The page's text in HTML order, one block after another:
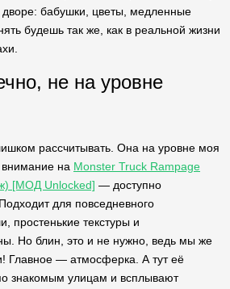
бабушки, цветы, медленные
будешь так же, как в реальной жизни
не на уровне
рассчитывать. Она на уровне моя
на Monster Truck Rampage
[МОД Unlocked] — доступно
для повседневного
простенькие текстуры и
Но блин, это и не нужно, ведь мы же
Главное — атмосферка. А тут её
знакомым улицам и всплывают